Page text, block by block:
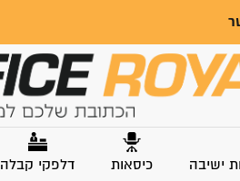
ישיבה כיסאות דלפקי קבלה